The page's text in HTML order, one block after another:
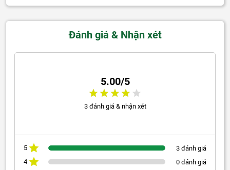
Đánh giá & Nhận xét
5.00/5
3 đánh giá & nhận xét
5
3 đánh giá
4
0 đánh giá